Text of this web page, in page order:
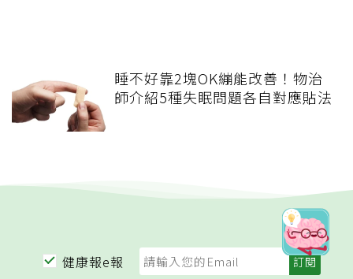
睡不好靠2塊OK繃能改善！物治
師介紹5種失眠問題各自對應貼法
健康報e報